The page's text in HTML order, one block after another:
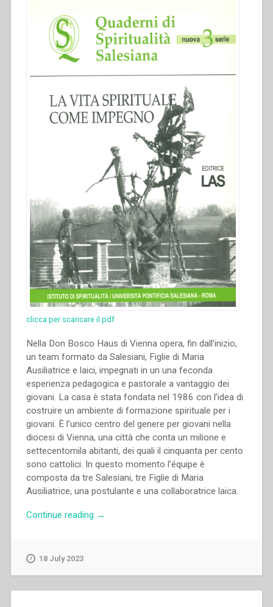
clicca per scaricare il pdf
Nella Don Bosco Haus di Vienna opera, fin dall’inizio,
un team formato da Salesiani, Figlie di Maria
Ausiliatrice e laici, impegnati in un una feconda
esperienza pedagogica e pastorale a vantaggio dei
giovani. La casa è stata fondata nel 1986 con l’idea di
costruire un ambiente di formazione spirituale per i
giovani. È l’unico centro del genere per giovani nella
diocesi di Vienna, una città che conta un milione e
settecentomila abitanti, dei quali il cinquanta per cento
sono cattolici. In questo momento l’équipe è
composta da tre Salesiani, tre Figlie di Maria
Ausiliatrice, una postulante e una collaboratrice laica.
Continue reading “Johanna
→
18 July 2023